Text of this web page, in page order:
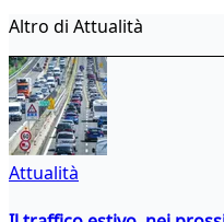
Altro di Attualità
Attualità